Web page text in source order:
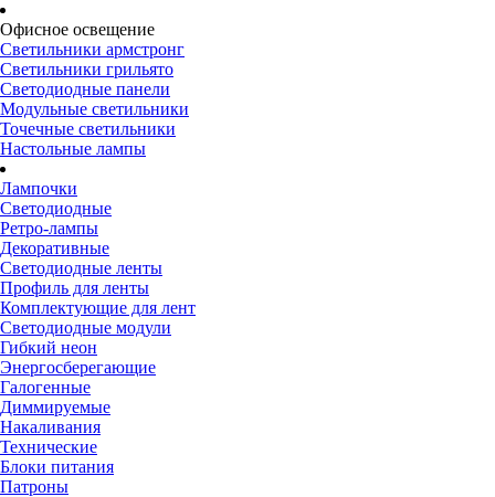
Офисное освещение
Светильники армстронг
Светильники грильято
Светодиодные панели
Модульные светильники
Точечные светильники
Настольные лампы
Лампочки
Светодиодные
Ретро-лампы
Декоративные
Светодиодные ленты
Профиль для ленты
Комплектующие для лент
Светодиодные модули
Гибкий неон
Энергосберегающие
Галогенные
Диммируемые
Накаливания
Технические
Блоки питания
Патроны